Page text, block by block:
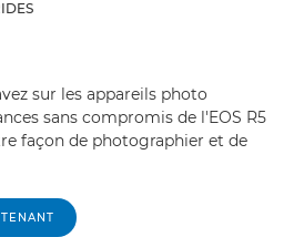
sur les appareils photo
sans compromis de l'EOS R5
façon de photographier et de